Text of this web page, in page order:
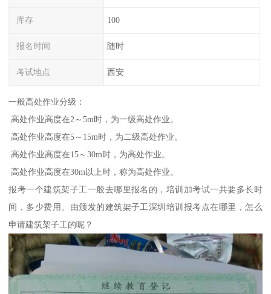
库存 100
报名时间 随时
考试地点 西安
一般高处作业分级：
高处作业高度在2～5m时，为一级高处作业。
高处作业高度在5～15m时，为二级高处作业。
高处作业高度在15～30m时，为高处作业。
高处作业高度在30m以上时，称为高处作业。
报考一个建筑架子工一般去哪里报名的，培训加考试一共要多长时
间，多少费用。由颁发的建筑架子工深圳培训报考点在哪里，怎么
申请建筑架子工的呢？